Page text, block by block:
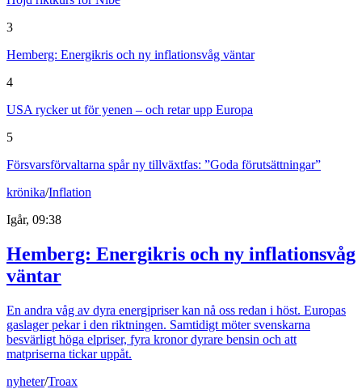
3
Hemberg: Energikris och ny inflationsvåg väntar
4
USA rycker ut för yenen – och retar upp Europa
5
Försvarsförvaltarna spår ny tillväxtfas: ”Goda förutsättningar”
krönika/Inflation
Igår, 09:38
Hemberg: Energikris och ny inflationsvåg
väntar
En andra våg av dyra energipriser kan nå oss redan i höst. Europas
gaslager pekar i den riktningen. Samtidigt möter svenskarna
besvärligt höga elpriser, fyra kronor dyrare bensin och att
matpriserna tickar uppåt.
nyheter/Troax